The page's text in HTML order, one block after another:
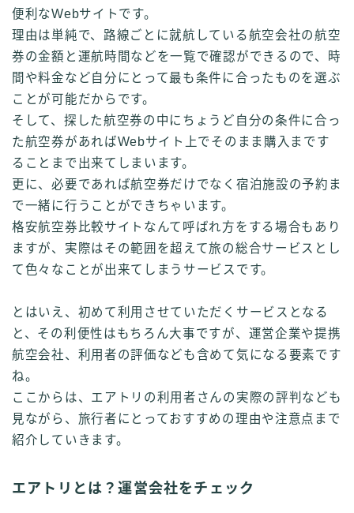
便利なWebサイトです。
理由は単純で、路線ごとに就航している航空会社の航空
券の金額と運航時間などを一覧で確認ができるので、時
間や料金など自分にとって最も条件に合ったものを選ぶ
ことが可能だからです。
そして、探した航空券の中にちょうど自分の条件に合っ
た航空券があればWebサイト上でそのまま購入まです
ることまで出来てしまいます。
更に、必要であれば航空券だけでなく宿泊施設の予約ま
で一緒に行うことができちゃいます。
格安航空券比較サイトなんて呼ばれ方をする場合もあり
ますが、実際はその範囲を超えて旅の総合サービスとし
て色々なことが出来てしまうサービスです。
とはいえ、初めて利用させていただくサービスとなる
と、その利便性はもちろん大事ですが、運営企業や提携
航空会社、利用者の評価なども含めて気になる要素です
ね。
ここからは、エアトリの利用者さんの実際の評判なども
見ながら、旅行者にとっておすすめの理由や注意点まで
紹介していきます。
エアトリとは？運営会社をチェック